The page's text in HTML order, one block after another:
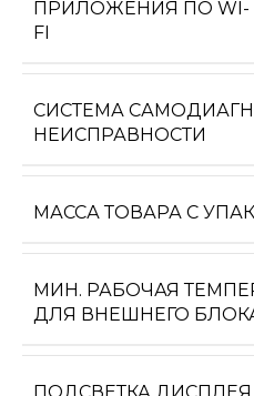
ПРИЛОЖЕНИЯ ПО WI-
FI
СИСТЕМА
НЕИСПРАВНОСТИ
МАССА ТОВАРА С
МИН. РАБОЧАЯ
ДЛЯ ВНЕШНЕГО